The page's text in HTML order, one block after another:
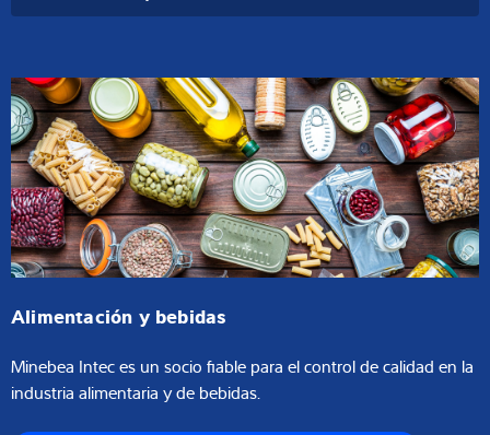
Alimentación y bebidas
Minebea Intec es un socio fiable para el control de calidad en la
industria alimentaria y de bebidas.